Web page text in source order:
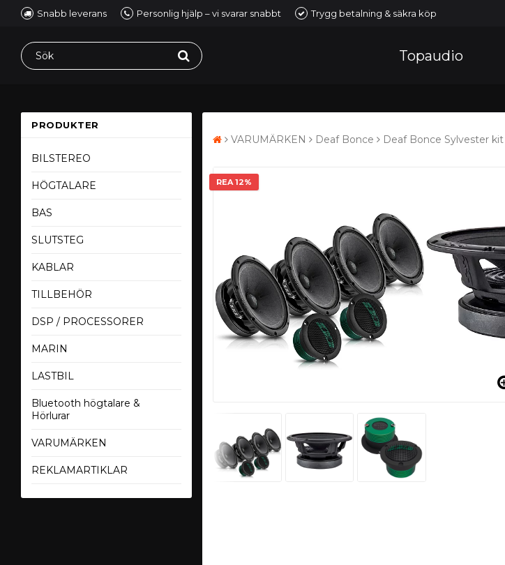
Snabb leverans Personlig hjälp – vi svarar snabbt Trygg betalning & säkra köp
Topaudio
PRODUKTER
BILSTEREO
HÖGTALARE
BAS
SLUTSTEG
KABLAR
TILLBEHÖR
DSP / PROCESSORER
MARIN
LASTBIL
Bluetooth högtalare &
Hörlurar
VARUMÄRKEN
REKLAMARTIKLAR
VARUMÄRKEN Deaf Bonce Deaf Bonce Sylvester kit
REA 12%